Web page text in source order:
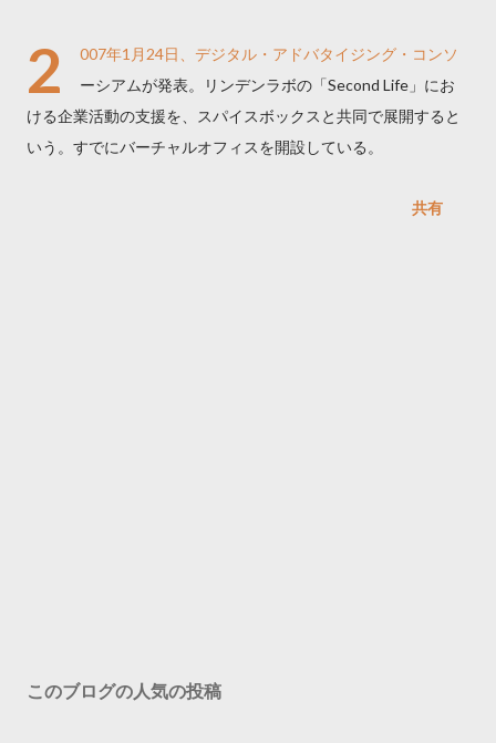
2
007年1月24日、デジタル・アドバタイジング・コンソ
ーシアムが発表。リンデンラボの「Second Life」にお
ける企業活動の支援を、スパイスボックスと共同で展開すると
いう。すでにバーチャルオフィスを開設している。
共有
このブログの人気の投稿